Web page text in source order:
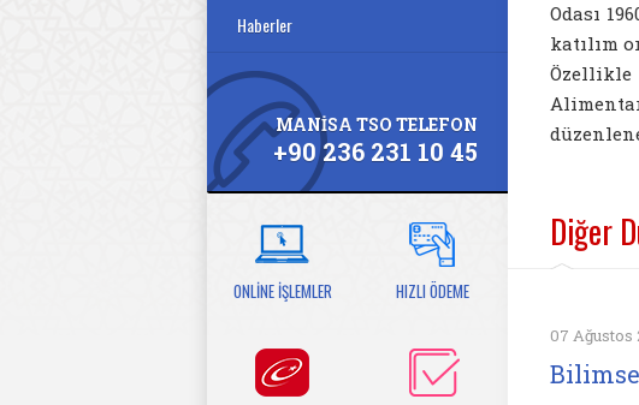
Haberler
MANİSA TSO TELEFON
+90 236 231 10 45
ONLİNE İŞLEMLER HIZLI ÖDEME
Odası
katılım
Diğer
07 Ağustos